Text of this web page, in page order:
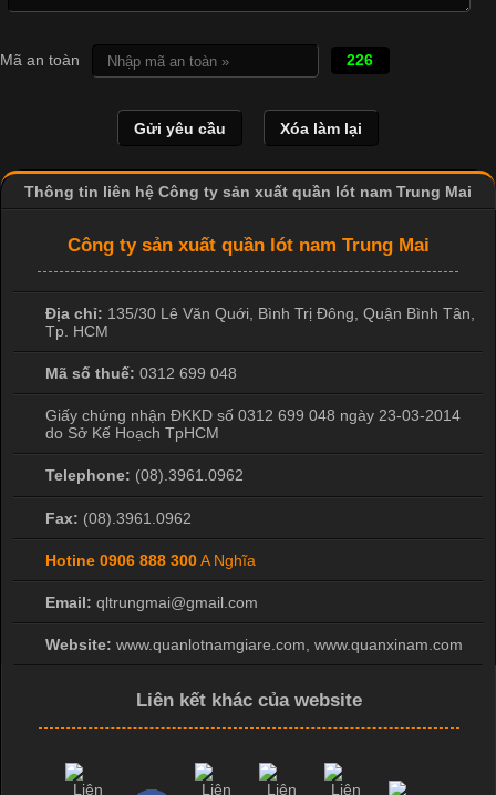
dụng rộng rãi trong sản xuất áo thun, đồ thể thao
Mã an toàn 226
Thông tin liên hệ Công ty sản xuất quần lót nam Trung Mai
Công ty sản xuất quần lót nam Trung Mai
Địa chỉ: 135/30 Lê Văn Quới, Bình Trị Đông Quận Bình Tân
Tp. HCM
Mã số thuế: 0312 699 048
Giấy chứng nhận ĐKKD số 0312 699 048 ngày 23-03-2014
do Sở Kế Hoạch TpHCM
Telephone: (08).3961.0962
Fax: (08).3961.0962
Hotine 0906 888 300A Nghĩa
Email: qltrungmai@gmail.com
Website: www.quanlotnamgiare.com, www.quanxinam.com
Liên kết khác của website